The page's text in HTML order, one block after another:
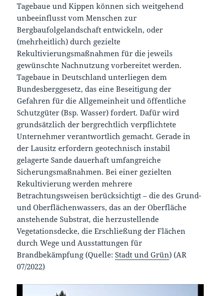
Tagebaue und Kippen können sich weitgehend
unbeeinflusst vom Menschen zur
Bergbaufolgelandschaft entwickeln, oder
(mehrheitlich) durch gezielte
Rekultivierungsmaßnahmen für die jeweils
gewünschte Nachnutzung vorbereitet werden.
Tagebaue in Deutschland unterliegen dem
Bundesberggesetz, das eine Beseitigung der
Gefahren für die Allgemeinheit und öffentliche
Schutzgüter (Bsp. Wasser) fordert. Dafür wird
grundsätzlich der bergrechtlich verpflichtete
Unternehmer verantwortlich gemacht. Gerade in
der Lausitz erfordern geotechnisch instabil
gelagerte Sande dauerhaft umfangreiche
Sicherungsmaßnahmen. Bei einer gezielten
Rekultivierung werden mehrere
Betrachtungsweisen berücksichtigt – die des Grund-
und Oberflächenwassers, das an der Oberfläche
anstehende Substrat, die herzustellende
Vegetationsdecke, die Erschließung der Flächen
durch Wege und Ausstattungen für
Brandbekämpfung (Quelle:Stadt und Grün) (AR
07/2022)